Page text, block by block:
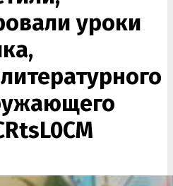
уроки